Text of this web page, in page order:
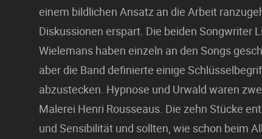
einem bildlichen Ansatz an die Arbeit
Diskussionen erspart. Die beiden Songwriter
Wielemans haben einzeln an den Songs
aber die Band definierte einige
abzustecken. Hypnose und Urwald waren
Malerei Henri Rousseaus. Die zehn Stücke
und Sensibilität und sollten, wie schon beim